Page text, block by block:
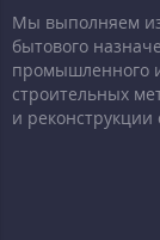
Мы выполняем
бытового
промышленного
строительных
и